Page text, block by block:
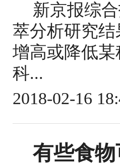
新京报综
萃分析研究
增高或降低
科...
2018-02-16
有些食